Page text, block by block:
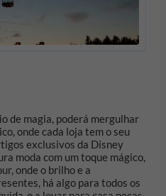
de magia, poderá mergulhar
onde cada loja tem o seu
exclusivos da Disney
moda com um toque mágico,
onde o brilho e a
há algo para todos os